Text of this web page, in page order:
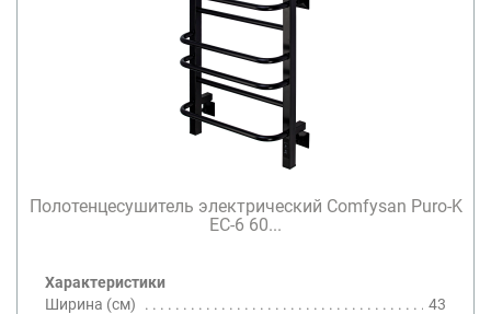
Полотенцесушитель электрический Comfysan Puro-K
EC-6 60...
Характеристики
Ширина (см)
43